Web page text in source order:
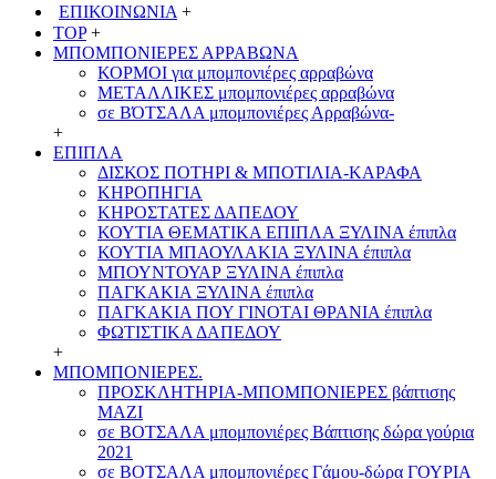
ΕΠΙΚΟΙΝΩΝΙΑ +
TOP +
ΜΠΟΜΠΟΝΙΕΡΕΣ ΑΡΡΑΒΩΝΑ
ΚΟΡΜΟΙ για μπομπονιέρες αρραβώνα
ΜΕΤΑΛΛΙΚΕΣ μπομπονιέρες αρραβώνα
σε ΒΌΤΣΑΛΑ μπομπονιέρες Αρραβώνα-
+
ΕΠΙΠΛΑ
ΔΙΣΚΟΣ ΠΟΤΗΡΙ & ΜΠΟΤΙΛΙΑ-ΚΑΡΑΦΑ
ΚΗΡΟΠΗΓΙΑ
ΚΗΡΟΣΤΑΤΕΣ ΔΑΠΕΔΟΥ
ΚΟΥΤΙΑ ΘΕΜΑΤΙΚΑ ΕΠΙΠΛΑ ΞΥΛΙΝΑ έπιπλα
ΚΟΥΤΙΑ ΜΠΑΟΥΛΑΚΙΑ ΞΥΛΙΝΑ έπιπλα
ΜΠΟΥΝΤΟΥΑΡ ΞΥΛΙΝΑ έπιπλα
ΠΑΓΚΑΚΙΑ ΞΥΛΙΝΑ έπιπλα
ΠΑΓΚΑΚΙΑ ΠΟΥ ΓΙΝΟΤΑΙ ΘΡΑΝΙΑ έπιπλα
ΦΩΤΙΣΤΙΚΑ ΔΑΠΕΔΟΥ
+
ΜΠΟΜΠΟΝΙΕΡΕΣ.
ΠΡΟΣΚΛΗΤΗΡΙΑ-ΜΠΟΜΠΟΝΙΕΡΕΣ βάπτισης
ΜΑΖΙ
σε ΒΟΤΣΑΛΑ μπομπονιέρες Βάπτισης δώρα γούρια
2021
σε ΒΟΤΣΑΛΑ μπομπονιέρες Γάμου-δώρα ΓΟΥΡΙΑ